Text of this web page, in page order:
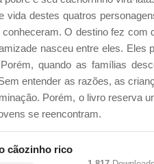
vida destes quatros
O destino fez com
nasceu entre eles. Eles
quando as famílias
entender as razões, as
Porém, o livro reserva
se reencontram.
cãozinho rico